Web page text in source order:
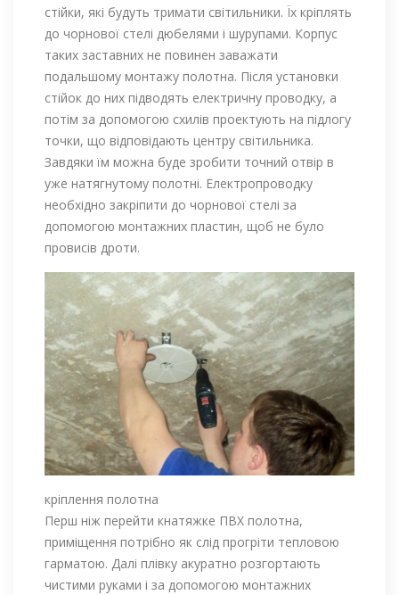
стійки, які будуть тримати світильники. Їх кріплять
до чорнової стелі дюбелями і шурупами. Корпус
таких заставних не повинен заважати
подальшому монтажу полотна. Після установки
стійок до них підводять електричну проводку, а
потім за допомогою схилів проектують на підлогу
точки, що відповідають центру світильника.
Завдяки їм можна буде зробити точний отвір в
уже натягнутому полотні. Електропроводку
необхідно закріпити до чорнової стелі за
допомогою монтажних пластин, щоб не було
провисів дроти.
кріплення полотна
Перш ніж перейти кнатяжке ПВХ полотна,
приміщення потрібно як слід прогріти тепловою
гарматою. Далі плівку акуратно розгортають
чистими руками і за допомогою монтажних